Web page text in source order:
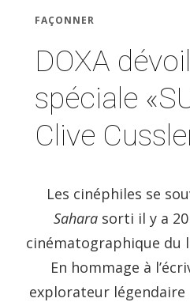
FAÇONNER
DOXA
spéciale
Clive
Les cinéphiles se
Sahara sorti il y a
cinématographique du
En hommage à
explorateur